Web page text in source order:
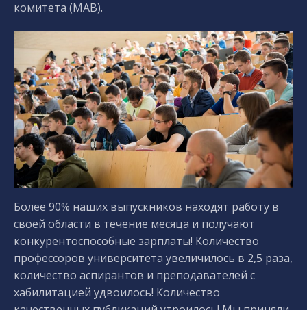
комитета (MAB).
Более 90% наших выпускников находят работу в
своей области в течение месяца и получают
конкурентоспособные зарплаты! Количество
профессоров университета увеличилось в 2,5 раза,
количество аспирантов и преподавателей с
хабилитацией удвоилось! Количество